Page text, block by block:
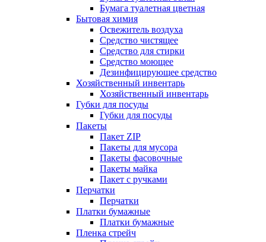
Бумага туалетная цветная
Бытовая химия
Освежитель воздуха
Средство чистящее
Средство для стирки
Средство моющее
Дезинфицирующее средство
Хозяйственный инвентарь
Хозяйственный инвентарь
Губки для посуды
Губки для посуды
Пакеты
Пакет ZIP
Пакеты для мусора
Пакеты фасовочные
Пакеты майка
Пакет с ручками
Перчатки
Перчатки
Платки бумажные
Платки бумажные
Пленка стрейч